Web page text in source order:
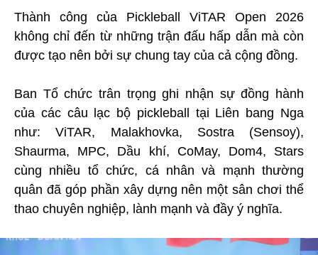
Thành công của Pickleball ViTAR Open 2026
không chỉ đến từ những trận đấu hấp dẫn mà còn
được tạo nên bởi sự chung tay của cả cộng đồng.
Ban Tổ chức trân trọng ghi nhận sự đồng hành
của các câu lạc bộ pickleball tại Liên bang Nga
như: ViTAR, Malakhovka, Sostra (Sensoy),
Shaurma, MPC, Dầu khí, CoMay, Dom4, Stars
cùng nhiều tổ chức, cá nhân và mạnh thường
quân đã góp phần xây dựng nên một sân chơi thể
thao chuyên nghiệp, lành mạnh và đầy ý nghĩa.